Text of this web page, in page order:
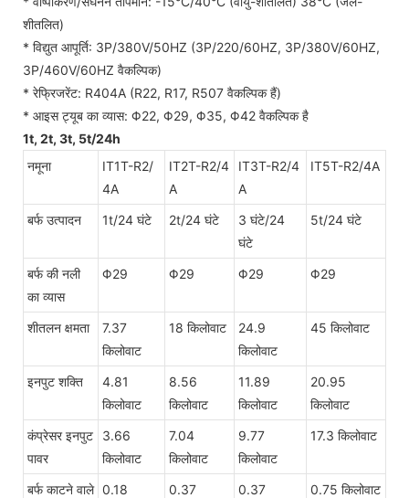
शीतलित)
* विद्युत आपूर्ति: 3P/380V/50HZ (3P/220/60HZ, 3P/380V/60HZ,
3P/460V/60HZ वैकल्पिक)
* रेफ्रिजरेंट: R404A (R22, R17, R507 वैकल्पिक हैं)
* आइस ट्यूब का व्यास: Φ22, Φ29, Φ35, Φ42 वैकल्पिक है
1t, 2t, 3t, 5t/24h
नमूना
IT1T-R2/
4A
IT2T-R2/4
A
IT3T-R2/4
A
IT5T-R2/4A
बर्फ उत्पादन 1t/24 घंटे 2t/24 घंटे
3 घंटे/24
घंटे
5t/24 घंटे
बर्फ की नली
का व्यास
Φ29 Φ29 Φ29 Φ29
शीतलन क्षमता
7.37
किलोवाट
18 किलोवाट
24.9
किलोवाट
45 किलोवाट
इनपुट शक्ति
4.81
किलोवाट
8.56
किलोवाट
11.89
किलोवाट
20.95
किलोवाट
कंप्रेसर इनपुट
पावर
3.66
किलोवाट
7.04
किलोवाट
9.77
किलोवाट
17.3 किलोवाट
बर्फ काटने वाले 0.18
0.37
0.37
0.75 किलोवाट